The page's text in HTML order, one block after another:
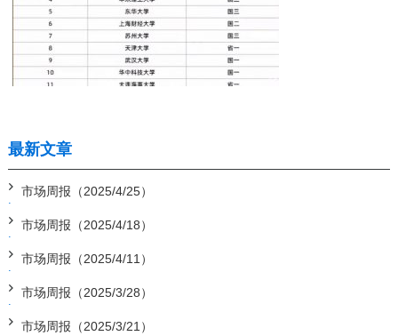
最新文章
市场周报（2025/4/25）
市场周报（2025/4/18）
市场周报（2025/4/11）
市场周报（2025/3/28）
市场周报（2025/3/21）